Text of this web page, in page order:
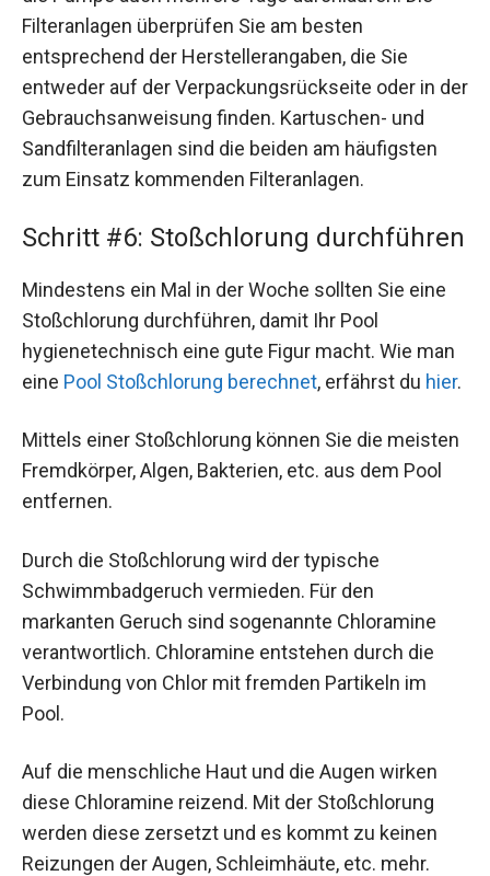
Filteranlagen überprüfen Sie am besten
entsprechend der Herstellerangaben, die Sie
entweder auf der Verpackungsrückseite oder in der
Gebrauchsanweisung finden. Kartuschen- und
Sandfilteranlagen sind die beiden am häufigsten
zum Einsatz kommenden Filteranlagen.
Schritt #6: Stoßchlorung durchführen
Mindestens ein Mal in der Woche sollten Sie eine
Stoßchlorung durchführen, damit Ihr Pool
hygienetechnisch eine gute Figur macht. Wie man
eine Pool Stoßchlorung berechnet, erfährst du hier.
Mittels einer Stoßchlorung können Sie die meisten
Fremdkörper, Algen, Bakterien, etc. aus dem Pool
entfernen.
Durch die Stoßchlorung wird der typische
Schwimmbadgeruch vermieden. Für den
markanten Geruch sind sogenannte Chloramine
verantwortlich. Chloramine entstehen durch die
Verbindung von Chlor mit fremden Partikeln im
Pool.
Auf die menschliche Haut und die Augen wirken
diese Chloramine reizend. Mit der Stoßchlorung
werden diese zersetzt und es kommt zu keinen
Reizungen der Augen, Schleimhäute, etc. mehr.